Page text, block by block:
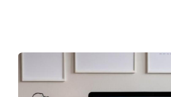
fortaleza y deseo de crecimiento
estrategia inteligente que puede
objetivos más ambiciosos. Los
incertidumbre pueden ser la clave